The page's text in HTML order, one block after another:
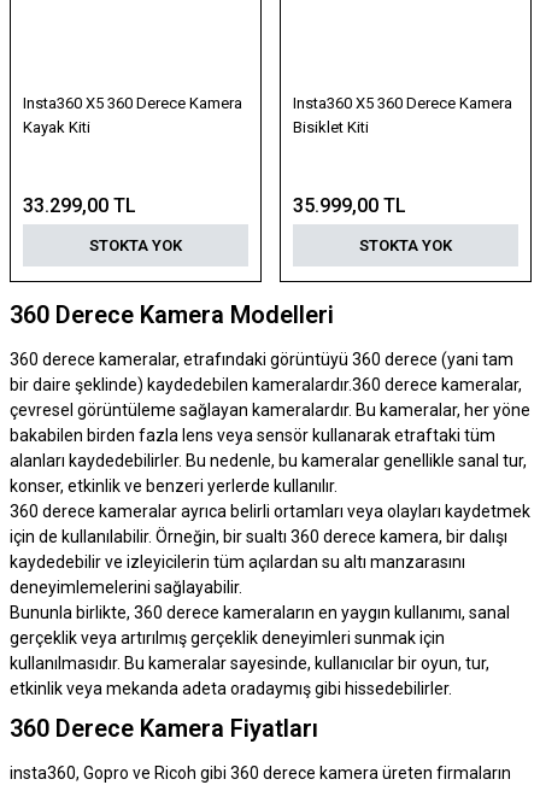
Insta360 X5 360 Derece Kamera
Kayak Kiti
33.299,00 TL
STOKTA YOK
Insta360 X5 360 Derece Kamera
Bisiklet Kiti
35.999,00 TL
STOKTA YOK
360 Derece Kamera Modelleri
360 derece kameralar, etrafındaki görüntüyü 360 derece (yani tam
bir daire şeklinde) kaydedebilen kameralardır.360 derece kameralar,
çevresel görüntüleme sağlayan kameralardır. Bu kameralar, her yöne
bakabilen birden fazla lens veya sensör kullanarak etraftaki tüm
alanları kaydedebilirler. Bu nedenle, bu kameralar genellikle sanal tur,
konser, etkinlik ve benzeri yerlerde kullanılır.
360 derece kameralar ayrıca belirli ortamları veya olayları kaydetmek
için de kullanılabilir. Örneğin, bir sualtı 360 derece kamera, bir dalışı
kaydedebilir ve izleyicilerin tüm açılardan su altı manzarasını
deneyimlemelerini sağlayabilir.
Bununla birlikte, 360 derece kameraların en yaygın kullanımı, sanal
gerçeklik veya artırılmış gerçeklik deneyimleri sunmak için
kullanılmasıdır. Bu kameralar sayesinde, kullanıcılar bir oyun, tur,
etkinlik veya mekanda adeta oradaymış gibi hissedebilirler.
360 Derece Kamera Fiyatları
insta360, Gopro ve Ricoh gibi 360 derece kamera üreten firmaların